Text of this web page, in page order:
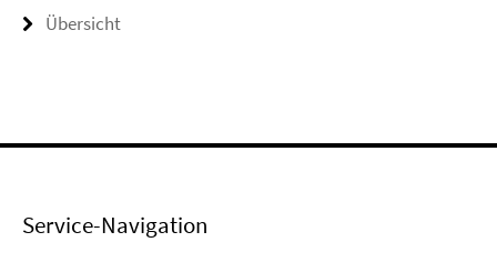
Übersicht
Service-Navigation